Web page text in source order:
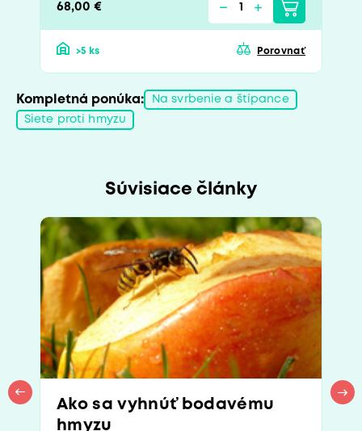
68,00 €
>5 ks Porovnať
Kompletná ponúka: Na svrbenie a štípance
Siete proti hmyzu
Súvisiace články
Ako sa vyhnúť bodavému
hmyzu